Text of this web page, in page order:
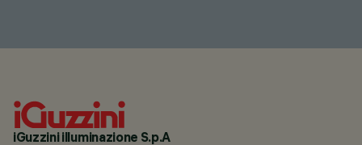
iGuzzini illuminazione S.p.A